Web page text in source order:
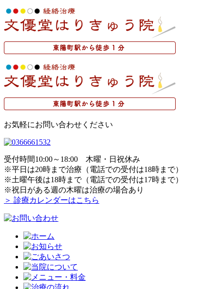
お気軽にお問い合わせください
受付時間10:00～18:00 木曜・日祝休み
※平日は20時まで治療（電話での受付は18時まで）
※土曜午後は18時まで（電話での受付は17時まで）
※祝日がある週の木曜は治療の場合あり
＞ 診療カレンダーはこちら